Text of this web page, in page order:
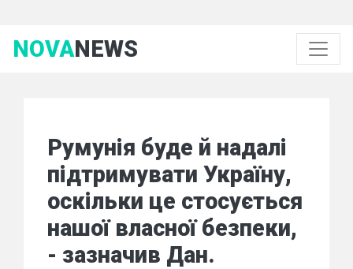
NOVANEWS
Румунія буде й надалі
підтримувати Україну,
оскільки це стосується
нашої власної безпеки,
- зазначив Дан.